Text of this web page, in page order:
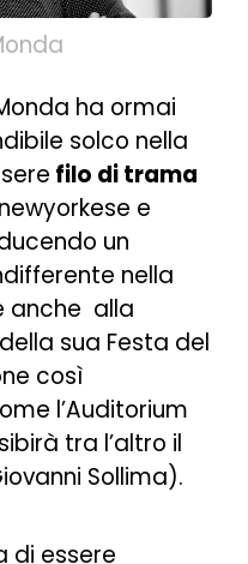
ha ormai
solco nella
filo di trama
e
un
nella
anche alla
sua Festa del
così
l’Auditorium
tra l’altro il
Sollima).
di essere